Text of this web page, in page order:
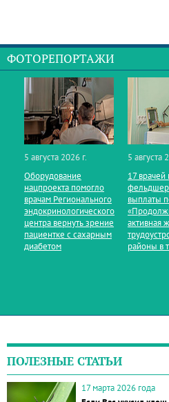
ФОТОРЕПОРТАЖИ
5 августа 2026 г.
Оборудование
нацпроекта помогло
врачам Регионального
эндокринологического
центра вернуть зрение
пациентке с сахарным
диабетом
5 августа
17 врачей
выплаты
активная
районы в
ПОЛЕЗНЫЕ СТАТЬИ
17 марта 2026 года